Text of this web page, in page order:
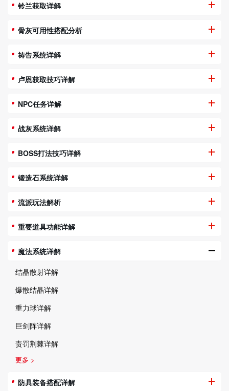
铃兰获取详解
骨灰可用性搭配分析
祷告系统详解
卢恩获取技巧详解
NPC任务详解
战灰系统详解
BOSS打法技巧详解
锻造石系统详解
流派玩法解析
重要道具功能详解
魔法系统详解
结晶散射详解
爆散结晶详解
重力球详解
巨剑阵详解
责罚荆棘详解
更多 >
防具装备搭配详解